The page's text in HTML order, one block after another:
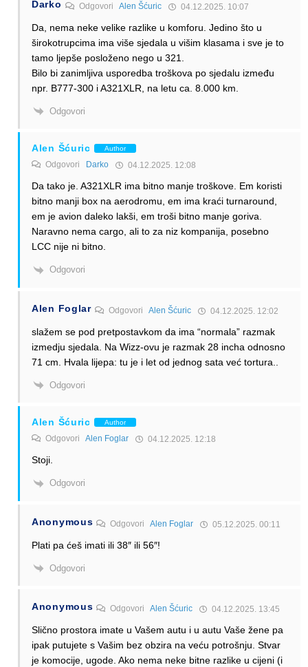
Darko Odgovori Alen Šćuric 04.12.2025. 10:07
Da, nema neke velike razlike u komforu. Jedino što u
širokotrupcima ima više sjedala u višim klasama i sve je to
tamo ljepše posloženo nego u 321.
Bilo bi zanimljiva usporedba troškova po sjedalu između
npr. B777-300 i A321XLR, na letu ca. 8.000 km.
Odgovori
Alen Šćuric Author
Odgovori Darko 04.12.2025. 12:08
Da tako je. A321XLR ima bitno manje troškove. Em koristi
bitno manji box na aerodromu, em ima kraći turnaround,
em je avion daleko lakši, em troši bitno manje goriva.
Naravno nema cargo, ali to za niz kompanija, posebno
LCC nije ni bitno.
Odgovori
Alen Foglar Odgovori Alen Šćuric 04.12.2025. 12:02
slažem se pod pretpostavkom da ima “normala” razmak
izmedju sjedala. Na Wizz-ovu je razmak 28 incha odnosno
71 cm. Hvala lijepa: tu je i let od jednog sata već tortura..
Odgovori
Alen Šćuric Author
Odgovori Alen Foglar 04.12.2025. 12:18
Stoji.
Odgovori
Anonymous OdgovoriAlen Foglar 05.12.2025. 00:11
Plati pa ćeš imati ili 38″ ili 56″!
Odgovori
Anonymous OdgovoriAlen Šćuric 04.12.2025. 13:45
Slično prostora imate u Vašem autu i u autu Vaše žene pa
ipak putujete s Vašim bez obzira na veću potrošnju. Stvar
je komocije, ugode. Ako nema neke bitne razlike u cijeni (i